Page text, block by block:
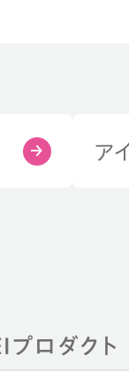
ア
プロダクト